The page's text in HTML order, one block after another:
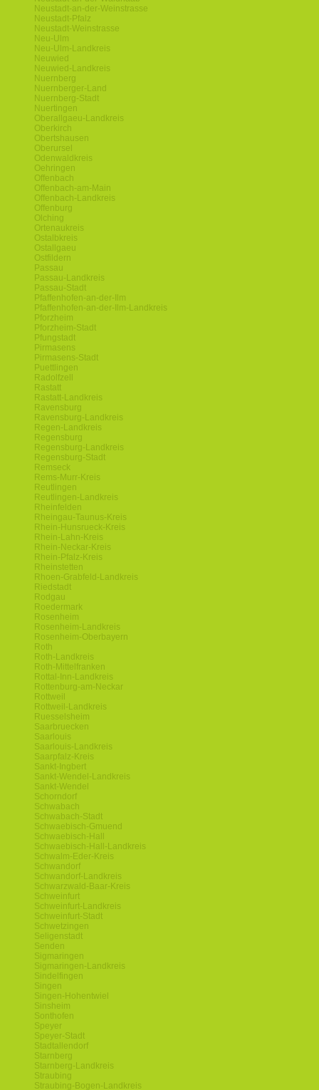
Neustadt-an-der-Weinstrasse
Neustadt-Pfalz
Neustadt-Weinstrasse
Neu-Ulm
Neu-Ulm-Landkreis
Neuwied
Neuwied-Landkreis
Nuernberg
Nuernberger-Land
Nuernberg-Stadt
Nuertingen
Oberallgaeu-Landkreis
Oberkirch
Obertshausen
Oberursel
Odenwaldkreis
Oehringen
Offenbach
Offenbach-am-Main
Offenbach-Landkreis
Offenburg
Olching
Ortenaukreis
Ostalbkreis
Ostallgaeu
Ostfildern
Passau
Passau-Landkreis
Passau-Stadt
Pfaffenhofen-an-der-Ilm
Pfaffenhofen-an-der-Ilm-Landkreis
Pforzheim
Pforzheim-Stadt
Pfungstadt
Pirmasens
Pirmasens-Stadt
Puettlingen
Radolfzell
Rastatt
Rastatt-Landkreis
Ravensburg
Ravensburg-Landkreis
Regen-Landkreis
Regensburg
Regensburg-Landkreis
Regensburg-Stadt
Remseck
Rems-Murr-Kreis
Reutlingen
Reutlingen-Landkreis
Rheinfelden
Rheingau-Taunus-Kreis
Rhein-Hunsrueck-Kreis
Rhein-Lahn-Kreis
Rhein-Neckar-Kreis
Rhein-Pfalz-Kreis
Rheinstetten
Rhoen-Grabfeld-Landkreis
Riedstadt
Rodgau
Roedermark
Rosenheim
Rosenheim-Landkreis
Rosenheim-Oberbayern
Roth
Roth-Landkreis
Roth-Mittelfranken
Rottal-Inn-Landkreis
Rottenburg-am-Neckar
Rottweil
Rottweil-Landkreis
Ruesselsheim
Saarbruecken
Saarlouis
Saarlouis-Landkreis
Saarpfalz-Kreis
Sankt-Ingbert
Sankt-Wendel-Landkreis
Sankt-Wendel
Schorndorf
Schwabach
Schwabach-Stadt
Schwaebisch-Gmuend
Schwaebisch-Hall
Schwaebisch-Hall-Landkreis
Schwalm-Eder-Kreis
Schwandorf
Schwandorf-Landkreis
Schwarzwald-Baar-Kreis
Schweinfurt
Schweinfurt-Landkreis
Schweinfurt-Stadt
Schwetzingen
Seligenstadt
Senden
Sigmaringen
Sigmaringen-Landkreis
Sindelfingen
Singen
Singen-Hohentwiel
Sinsheim
Sonthofen
Speyer
Speyer-Stadt
Stadtallendorf
Starnberg
Starnberg-Landkreis
Straubing
Straubing-Bogen-Landkreis